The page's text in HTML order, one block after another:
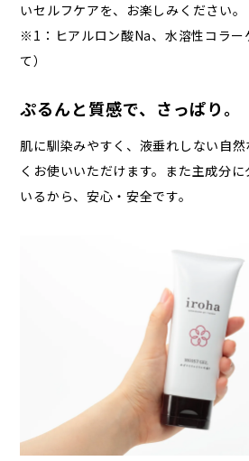
いセルフケアを、お楽しみください。
※1：ヒアルロン酸Na、水溶性コラー
て）
ぷるんと質感で、さっぱり。
肌に馴染みやすく、液垂れしない自
くお使いいただけます。また主成分
いるから、安心・安全です。